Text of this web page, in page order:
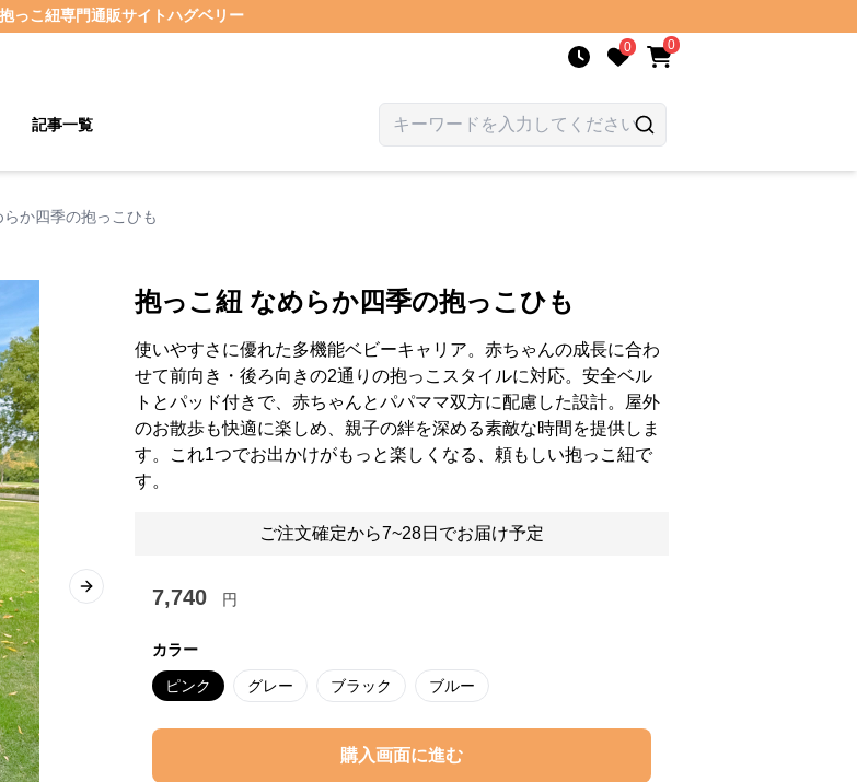
抱っこ紐専門通販サイトハグベリー
0 0
記事一覧
か四季の抱っこひも
Next slide
抱っこ紐 なめらか四季の抱っこひも
使いやすさに優れた多機能ベビーキャリア。赤ちゃんの成長に合わ
せて前向き・後ろ向きの2通りの抱っこスタイルに対応。安全ベル
トとパッド付きで、赤ちゃんとパパママ双方に配慮した設計。屋外
のお散歩も快適に楽しめ、親子の絆を深める素敵な時間を提供しま
す。これ1つでお出かけがもっと楽しくなる、頼もしい抱っこ紐で
す。
ご注文確定から7~28日でお届け予定
7,740 円
カラー
ピンク グレー ブラック ブルー
購入画面に進む